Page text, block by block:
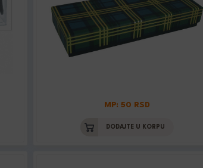
MP: 50 RSD
DODAJTE U KORPU